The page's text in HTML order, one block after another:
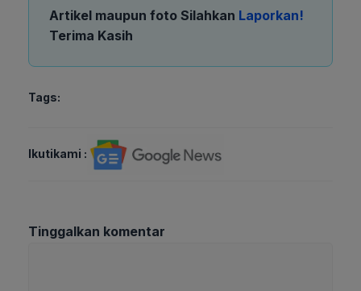
Artikel maupun foto Silahkan Laporkan!
Terima Kasih
Tags:
Ikutikami :
Tinggalkan komentar